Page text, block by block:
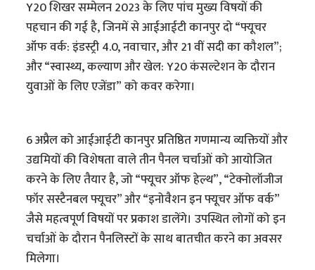
Y20 शिखर सम्मेलन 2023 के लिए पांच मुख्य विषयों की
पहचान की गई है, जिनमें से आईआईटी कानपुर दो “फ्यूचर
ऑफ वर्क: इंडस्ट्री 4.0, नवाचार, और 21 वीं सदी का कौशल”;
और “स्वास्थ्य, कल्याण और खेल: Y20 कंसल्टेशन के दौरान
युवाओं के लिए एजेंडा” को कवर करेगा।
6 अप्रैल को आईआईटी कानपुर प्रतिष्ठित गणमान्य व्यक्तियों और
उद्यमियों की विशेषता वाले तीन पैनल चर्चाओं को आयोजित
करने के लिए तैयार है, जो “फ्यूचर ऑफ हेल्थ”, “टेक्नोलॉजीज
फॉर सस्टैनबल फ्यूचर” और “इनोवैशन इन फ्यूचर ऑफ वर्क”
जैसे महत्वपूर्ण विषयों पर प्रकाश डालेंगे। उपस्थित लोगों को इन
चर्चाओं के दौरान पैनलिस्टों के साथ बातचीत करने का अवसर
मिलेगा।